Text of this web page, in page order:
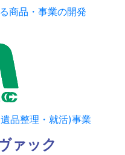
商品・事業の開発
品整理・就活)事業
ァック